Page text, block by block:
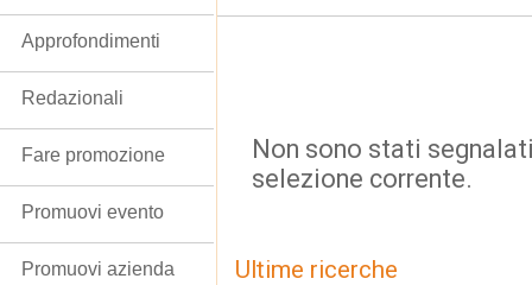
Non sono stati
selezione corrente.
Ultime ricerche
Approfondimenti
Redazionali
Fare promozione
Promuovi evento
Promuovi azienda